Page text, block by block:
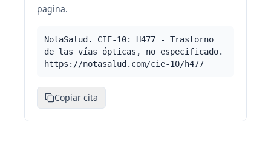
pagina.
NotaSalud. CIE-10: H477 - Trastorno
de las vías ópticas, no especificado.
https://notasalud.com/cie-10/h477
Copiar cita